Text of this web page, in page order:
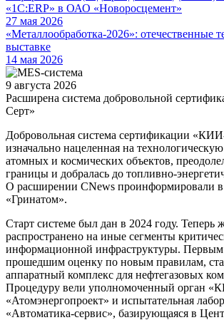
«1С:ERP» в ОАО «Новоросцемент»
27 мая 2026
«Металлообработка-2026»: отечественные
выставке
14 мая 2026
9 августа 2026
Расширена система добровольной
Серт»
Добровольная система сертификации
изначально нацеленная на
атомных и космических объектов,
границы и добралась до топливно-
О расширении CNews проинформировали
«Гринатом».
Старт системе был дан в 2024 году. Теперь
распространено на иные сегменты
информационной инфраструктуры. Первым
прошедшим оценку по новым правилам,
аппаратный комплекс для нефтегазовых
Процедуру вели уполномоченный орган
«Атомэнергопроект» и испытательная
«Автоматика-сервис», базирующаяся в